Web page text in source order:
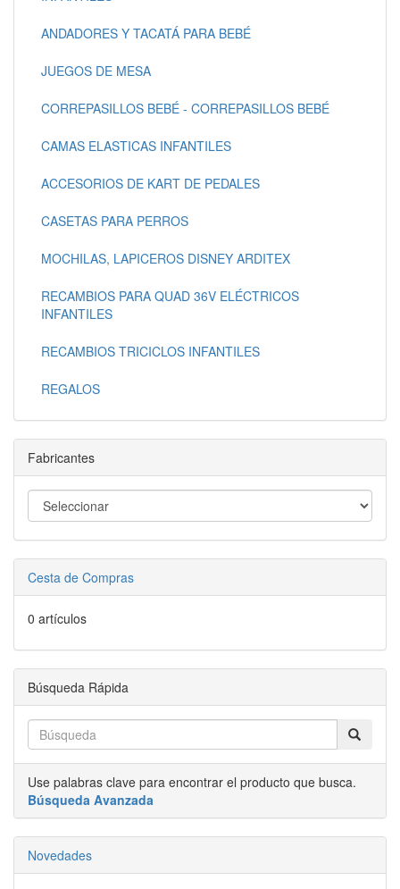
ANDADORES Y TACATÁ PARA BEBÉ
JUEGOS DE MESA
CORREPASILLOS BEBÉ - CORREPASILLOS BEBÉ
CAMAS ELASTICAS INFANTILES
ACCESORIOS DE KART DE PEDALES
CASETAS PARA PERROS
MOCHILAS, LAPICEROS DISNEY ARDITEX
RECAMBIOS PARA QUAD 36V ELÉCTRICOS
INFANTILES
RECAMBIOS TRICICLOS INFANTILES
REGALOS
Fabricantes
Cesta de Compras
0 artículos
Búsqueda Rápida
Use palabras clave para encontrar el producto que busca.
Búsqueda Avanzada
Novedades